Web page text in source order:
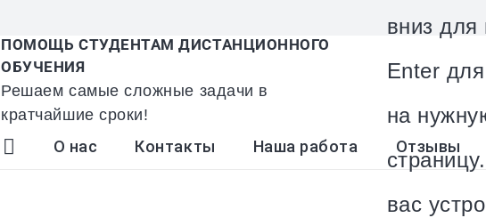
ПОМОЩЬ СТУДЕНТАМ ДИСТАНЦИОННОГО
ОБУЧЕНИЯ
Решаем самые сложные задачи в
кратчайшие сроки!
вниз
Enter
на
вас
О нас Контакты Наша работа Отзывы